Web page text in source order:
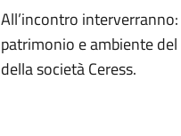
All’incontro
patrimonio e ambiente
della società Ceress.